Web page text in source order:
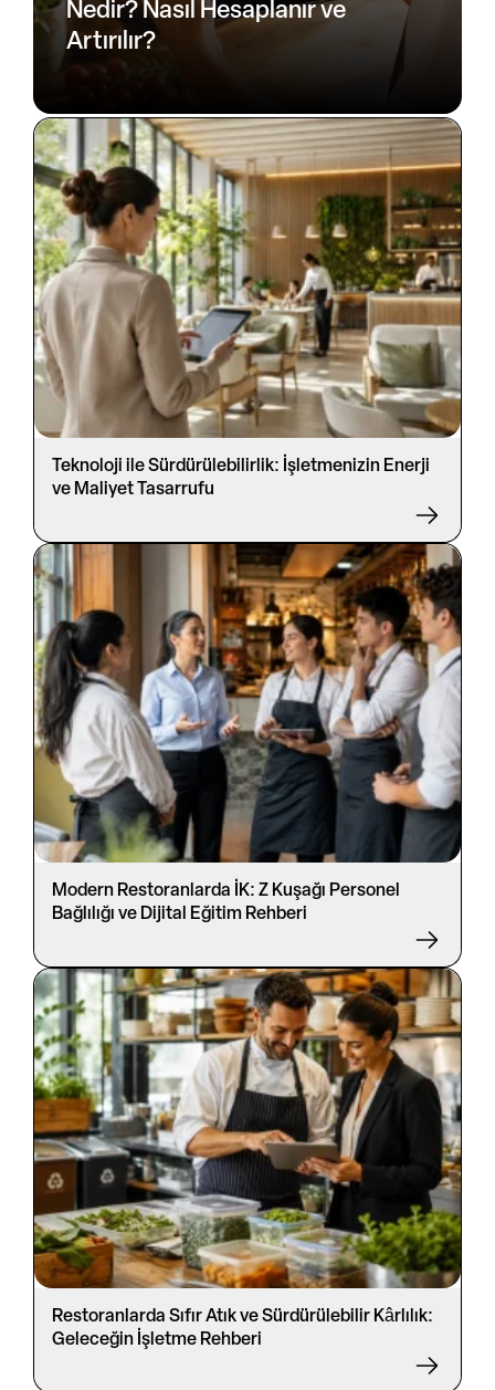
Nedir? Nasıl Hesaplanır ve
Artırılır?
Teknoloji ile Sürdürülebilirlik: İşletmenizin Enerji
ve Maliyet Tasarrufu
Modern Restoranlarda İK: Z Kuşağı Personel
Bağlılığı ve Dijital Eğitim Rehberi
Restoranlarda Sıfır Atık ve Sürdürülebilir Kârlılık:
Geleceğin İşletme Rehberi